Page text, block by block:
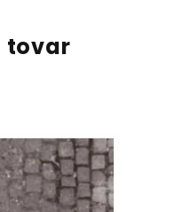
tovar